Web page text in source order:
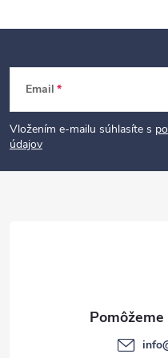
t
Email
Vložením e-mailu súhlasíte s
údajov
info